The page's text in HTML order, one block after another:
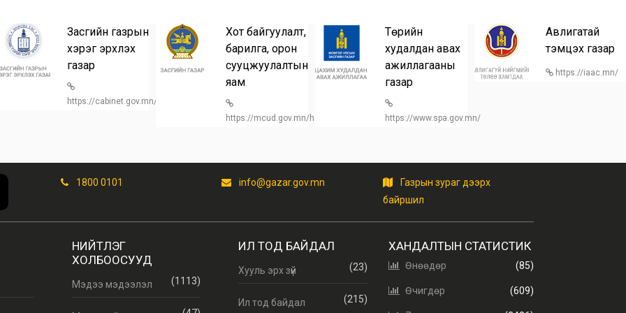
Засгийн газрын
хэрэг эрхлэх
газар
https://cabinet.gov.mn/
Хот байгуулалт,
барилга, орон
сууцжуулалтын
яам
https://mcud.gov.mn/home
Төрийн
худалдан авах
ажиллагааны
газар
https://www.spa.gov.mn/
Авлигатай
тэмцэх газар
https://iaac.mn/
1800 0101 info@gazar.gov.mn
Газрын зураг дээрх
байршил
НИЙТЛЭГ
ХОЛБООСУУД
Мэдээ мэдээлэл (1113)
ИЛ ТОД БАЙДАЛ
Хууль эрх зүй (23)
Ил тод байдал (215)
ХАНДАЛТЫН СТАТИСТИК
Өнөөдөр (85)
Өчигдөр (609)